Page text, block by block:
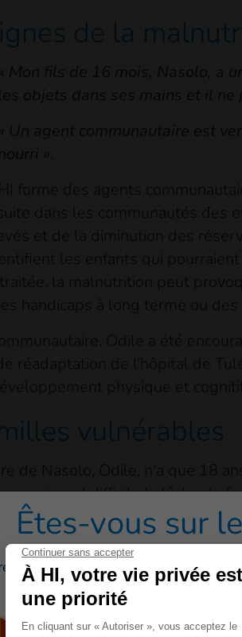
de la
« Mon fils de 16 mois, Nasolo, a
les objets dans ses mains et il ne
« Un agent communautaire est
».
HI forme des agents
dans les communautés des
et de la diminution des
les enfants qui
la malnutrition peut
handicaps à long terme ou
Odile a été
réadaptation de l'hôpital de
physique et
vulnérables
de Nasolo, Odile, n'a que 18
ce qui rend difficile la tâche de
l'instant, elle dépend
habite à 50 km du centre et doit
Pour la soutenir, elle et les
HI organise et prend en
le taxi-bus pour leurs
Êtes-vous sur
redirigé vers un de nos sites